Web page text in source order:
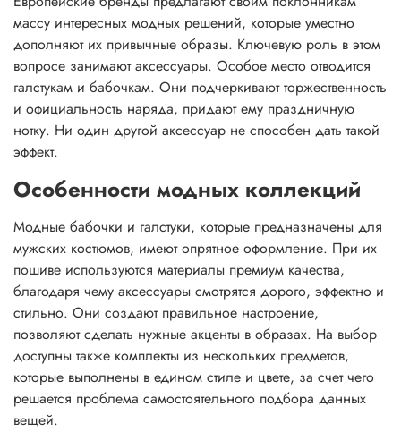
массу интересных модных решений, которые уместно
дополняют их привычные образы. Ключевую роль в этом
вопросе занимают аксессуары. Особое место отводится
галстукам и бабочкам. Они подчеркивают торжественность
и официальность наряда, придают ему праздничную
нотку. Ни один другой аксессуар не способен дать такой
эффект.
Особенности модных коллекций
Модные бабочки и галстуки, которые предназначены для
мужских костюмов, имеют опрятное оформление. При их
пошиве используются материалы премиум качества,
благодаря чему аксессуары смотрятся дорого, эффектно и
стильно. Они создают правильное настроение,
позволяют сделать нужные акценты в образах. На выбор
доступны также комплекты из нескольких предметов,
которые выполнены в едином стиле и цвете, за счет чего
решается проблема самостоятельного подбора данных
вещей.